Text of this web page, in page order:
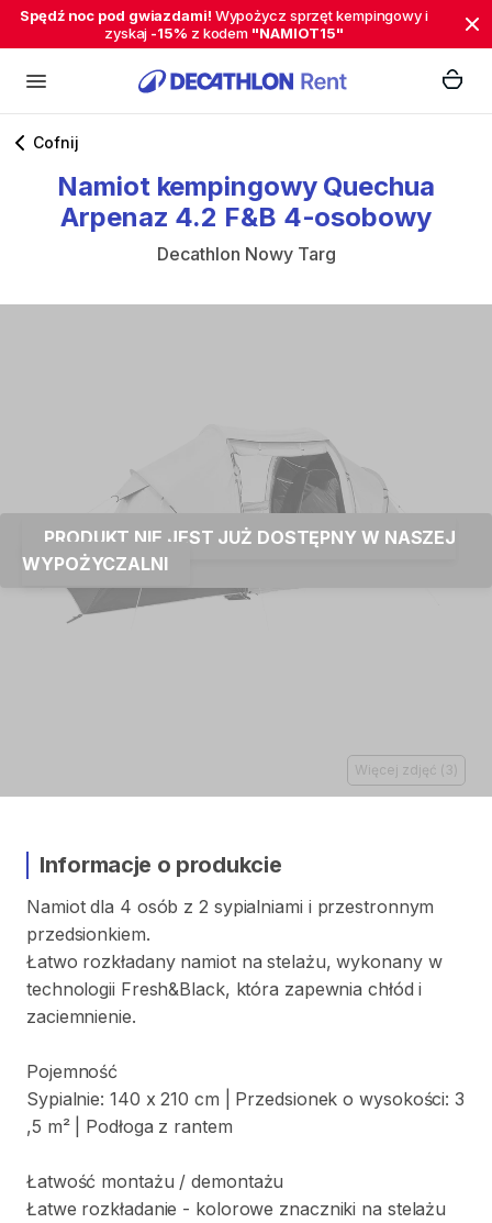
Spędź noc pod gwiazdami! Wypożycz sprzęt kempingowy i
zyskaj -15% z kodem "NAMIOT15"
Cofnij
Namiot kempingowy Quechua
Arpenaz 4.2 F&B 4-osobowy
Decathlon Nowy Targ
PRODUKT NIE JEST JUŻ DOSTĘPNY W NASZEJ
WYPOŻYCZALNI
Więcej zdjęć ( 3 )
Informacje o produkcie
Namiot dla 4 osób z 2 sypialniami i przestronnym
przedsionkiem.
Łatwo rozkładany namiot na stelażu​,​ wykonany w
technologii Fresh&Black​,​ która zapewnia chłód i
zaciemnienie.
Pojemność
Sypialnie: 140 x 210 cm Przedsionek o wysokości: 3
,​5 m² Podłoga z rantem
Łatwość montażu ​/​ demontażu
Łatwe rozkładanie - kolorowe znaczniki na stelażu